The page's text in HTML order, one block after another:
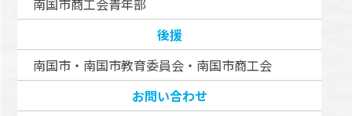
南国市商工会青年部
後援
南国市・南国市教育委員会・南国市商工会
お問い合わせ